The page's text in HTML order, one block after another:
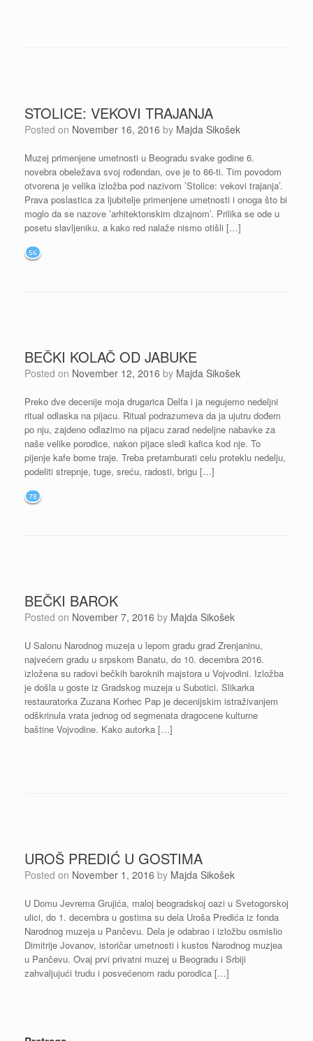
STOLICE: VEKOVI TRAJANJA
Posted on November 16, 2016 by Majda Sikošek
Muzej primenjene umetnosti u Beogradu svake godine 6.
novebra obeležava svoj rođendan, ove je to 66-ti. Tim povodom
otvorena je velika izložba pod nazivom ’Stolice: vekovi trajanja’.
Prava poslastica za ljubitelje primenjene umetnosti i onoga što bi
moglo da se nazove ’arhitektonskim dizajnom’. Prilika se ode u
posetu slavljeniku, a kako red nalaže nismo otišli […]
56
BEČKI KOLAČ OD JABUKE
Posted on November 12, 2016 by Majda Sikošek
Preko dve decenije moja drugarica Delfa i ja negujemo nedeljni
ritual odlaska na pijacu. Ritual podrazumeva da ja ujutru dođem
po nju, zajdeno odlazimo na pijacu zarad nedeljne nabavke za
naše velike porodice, nakon pijace sledi kafica kod nje. To
pijenje kafe bome traje. Treba pretamburati celu proteklu nedelju,
podeliti strepnje, tuge, sreću, radosti, brigu […]
78
BEČKI BAROK
Posted on November 7, 2016 by Majda Sikošek
U Salonu Narodnog muzeja u lepom gradu grad Zrenjaninu,
najvećem gradu u srpskom Banatu, do 10. decembra 2016.
izložena su radovi bečkih baroknih majstora u Vojvodini. Izložba
je došla u goste iz Gradskog muzeja u Subotici. Slikarka
restauratorka Zuzana Korhec Pap je decenijskim istraživanjem
odškrinula vrata jednog od segmenata dragocene kulturne
baštine Vojvodine. Kako autorka […]
UROŠ PREDIĆ U GOSTIMA
Posted on November 1, 2016 by Majda Sikošek
U Domu Jevrema Grujića, maloj beogradskoj oazi u Svetogorskoj
ulici, do 1. decembra u gostima su dela Uroša Predića iz fonda
Narodnog muzeja u Pančevu. Dela je odabrao i izložbu osmislio
Dimitrije Jovanov, istoričar umetnosti i kustos Narodnog muzjea
u Pančevu. Ovaj prvi privatni muzej u Beogradu i Srbiji
zahvaljujući trudu i posvećenom radu porodica […]